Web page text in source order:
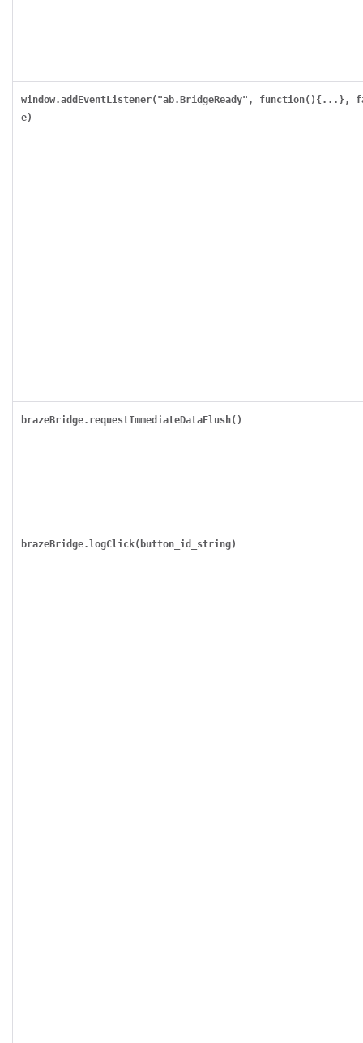
window.addEventListener("ab.BridgeReady", function(){...},
e)
brazeBridge.requestImmediateDataFlush()
brazeBridge.logClick(button_id_string)